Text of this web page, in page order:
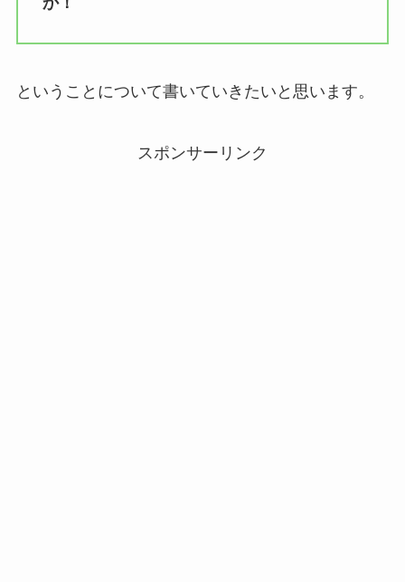
ということについて書いていきたいと思います。
スポンサーリンク